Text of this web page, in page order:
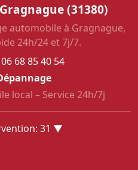
(31380)
automobile à Gragnague,
24h/24 et 7j/7.
06 68 85 40 54
local – Service 24h/7j
31 ▼